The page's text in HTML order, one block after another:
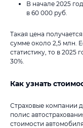
В начале 2025
в 60 000 руб.
Такая цена
сумме около 2,5 млн.
статистику, то в
30%.
Как узнать
Страховые компании
полис
стоимости